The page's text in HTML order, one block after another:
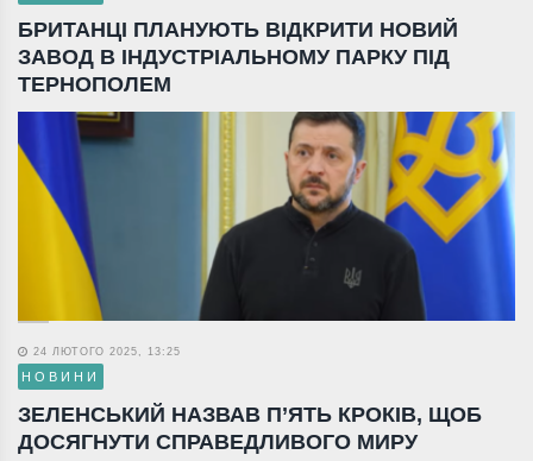
БРИТАНЦІ ПЛАНУЮТЬ ВІДКРИТИ НОВИЙ
ЗАВОД В ІНДУСТРІАЛЬНОМУ ПАРКУ ПІД
ТЕРНОПОЛЕМ
24 ЛЮТОГО 2025, 13:25
НОВИНИ
ЗЕЛЕНСЬКИЙ НАЗВАВ П’ЯТЬ КРОКІВ, ЩОБ
ДОСЯГНУТИ СПРАВЕДЛИВОГО МИРУ